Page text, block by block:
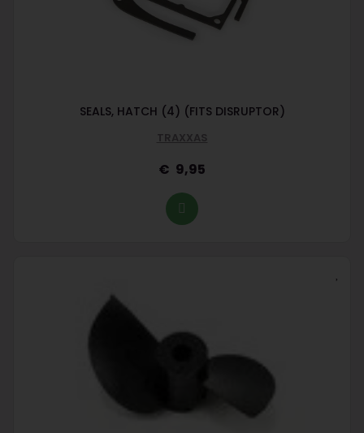
SEALS, HATCH (4) (FITS DISRUPTOR)
TRAXXAS
9,95